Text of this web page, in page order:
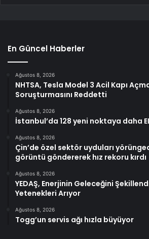
En Güncel Haberler
Ağustos 8, 2026
NHTSA, Tesla Model 3 Acil Kapı
Soruşturmasını Reddetti
Ağustos 8, 2026
İstanbul’da 128 yeni noktaya daha
Ağustos 8, 2026
Çin’de özel sektör uyduları
görüntü göndererek hız rekoru kırdı
Ağustos 8, 2026
YEDAŞ, Enerjinin Geleceğini
Yetenekleri Arıyor
Ağustos 8, 2026
Togg’un servis ağı hızla büyüyor